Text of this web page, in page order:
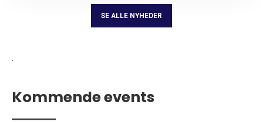
SE ALLE NYHEDER
Kommende events